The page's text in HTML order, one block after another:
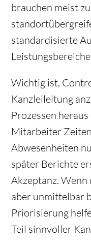
brauchen meist
standardisierte
Wichtig ist,
Kanzleileitung
Prozessen
Mitarbeiter
Abwesenheiten
später Berichte
Akzeptanz.
aber unmittelbar
Priorisierung
Teil sinnvoller